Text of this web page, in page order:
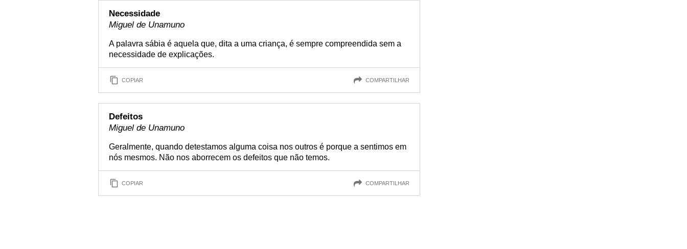
Necessidade
Miguel de Unamuno
A palavra sábia é aquela que, dita a uma criança, é sempre compreendida sem a
necessidade de explicações.
COPIAR COMPARTILHAR
Defeitos
Miguel de Unamuno
Geralmente, quando detestamos alguma coisa nos outros é porque a sentimos em
nós mesmos. Não nos aborrecem os defeitos que não temos.
COPIAR COMPARTILHAR